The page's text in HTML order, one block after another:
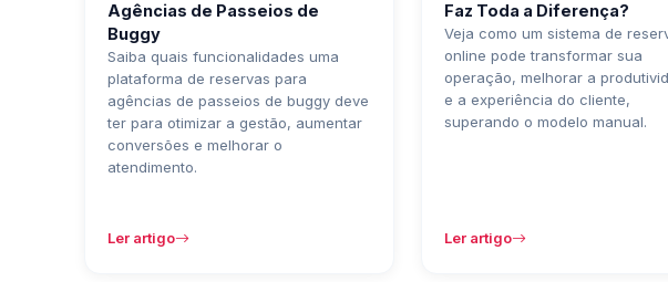
Agências de Passeios de
Buggy
Saiba quais funcionalidades uma
plataforma de reservas para
agências de passeios de buggy deve
ter para otimizar a gestão, aumentar
conversões e melhorar o
atendimento.
Ler artigo
Faz Toda a Diferença?
Veja como um sistema de
online pode transformar sua
operação, melhorar a
e a experiência do cliente,
superando o modelo manual.
Ler artigo